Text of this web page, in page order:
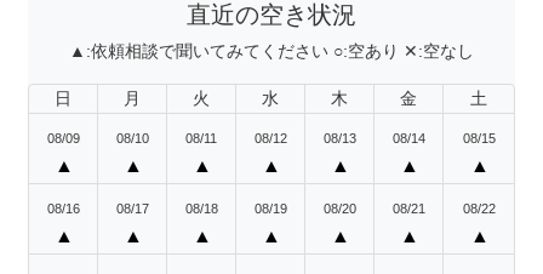
直近の空き状況
▲:依頼相談で聞いてみてください ○:空あり ✕:空なし
日 月 火 水 木 金 土
08/09
▲
08/10
▲
08/11
▲
08/12
▲
08/13
▲
08/14
▲
08/15
▲
08/16
▲
08/17
▲
08/18
▲
08/19
▲
08/20
▲
08/21
▲
08/22
▲